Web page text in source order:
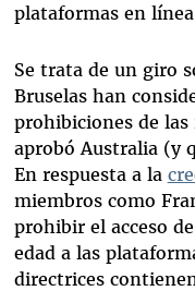
plataformas en
Se trata de un giro
Bruselas han
prohibiciones de las
aprobó Australia (y
En respuesta a la
miembros como
prohibir el acceso
edad a las
directrices